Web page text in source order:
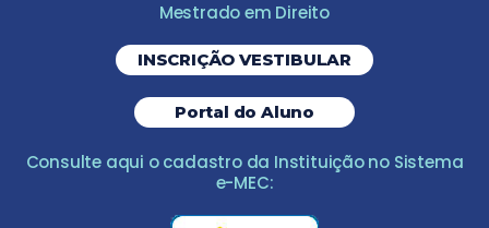
Mestrado em Direito
INSCRIÇÃO VESTIBULAR
Portal do Aluno
Consulte aqui o cadastro da Instituição no Sistema
e-MEC: